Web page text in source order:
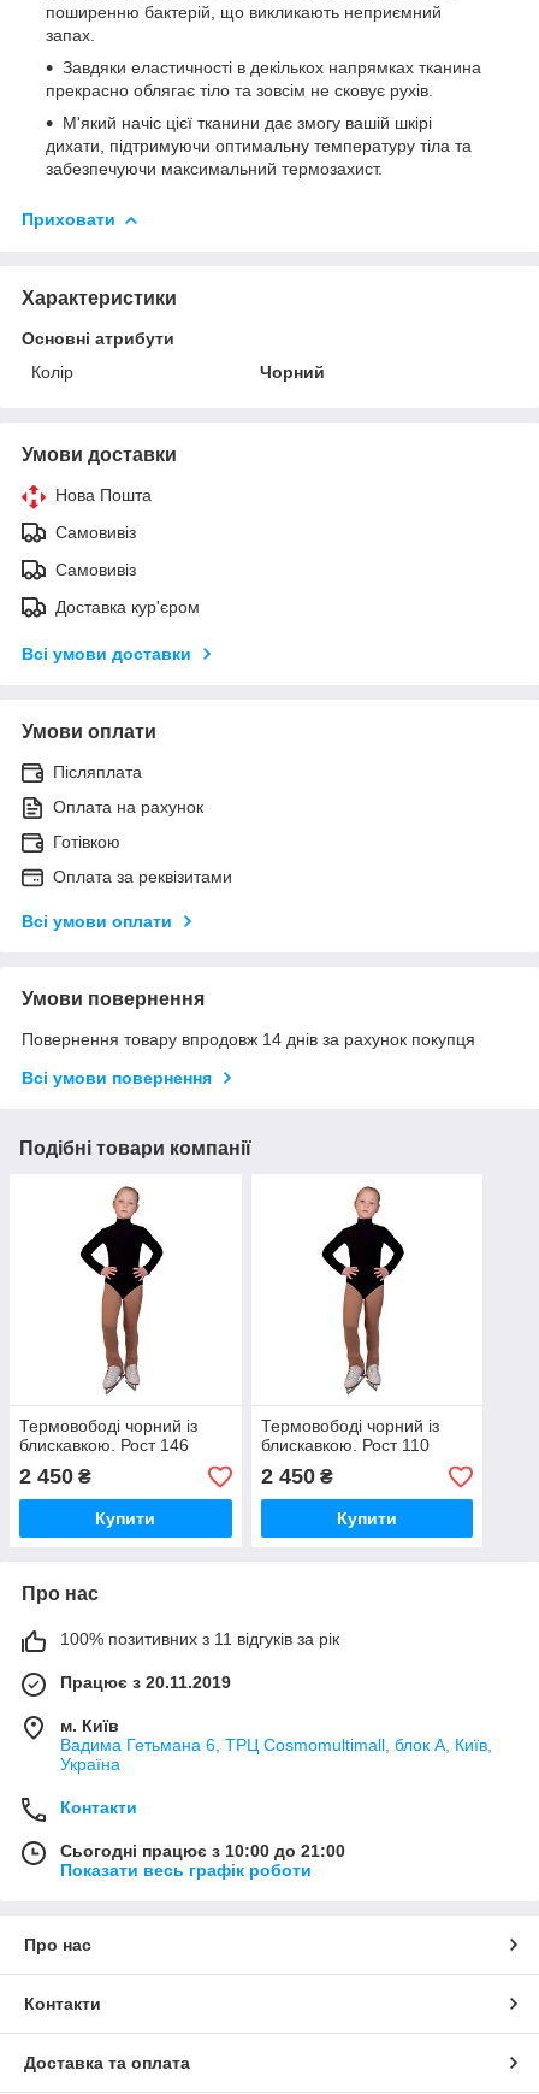
поширенню бактерій, що викликають неприємний
запах.
Завдяки еластичності в декількох напрямках тканина
прекрасно облягає тіло та зовсім не сковує рухів.
М'який начіс цієї тканини дає змогу вашій шкірі
дихати, підтримуючи оптимальну температуру тіла та
забезпечуючи максимальний термозахист.
Приховати
Характеристики
Основні атрибути
Колір
Чорний
Умови доставки
Нова Пошта
Самовивіз
Самовивіз
Доставка кур'єром
Всі умови доставки
Умови оплати
Післяплата
Оплата на рахунок
Готівкою
Оплата за реквізитами
Всі умови оплати
Умови повернення
Повернення товару впродовж 14 днів за рахунок покупця
Всі умови повернення
Подібні товари компанії
Термовободі чорний із
блискавкою. Рост 146
2 450 ₴
Купити
Термовободі чорний із
блискавкою. Рост 110
2 450₴
Купити
Про нас
100% позитивних з 11 відгуків за рік
Працює з 20.11.2019
м. Київ
Вадима Гетьмана 6, ТРЦ Cosmomultimall, блок А, Київ,
Україна
Контакти
Сьогодні працює з 10:00 до 21:00
Показати весь графік роботи
Про нас
Контакти
Доставка та оплата